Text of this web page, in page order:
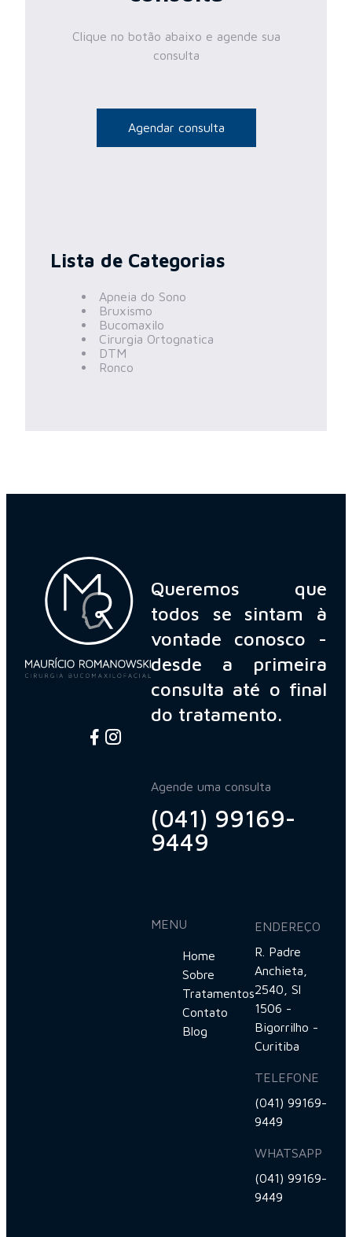
Clique no botão abaixo e agende sua
consulta
Agendar consulta
Lista de Categorias
Apneia do Sono
Bruxismo
Bucomaxilo
Cirurgia Ortognatica
DTM
Ronco
Queremos que
todos se sintam à
vontade conosco -
desde a primeira
consulta até o final
do tratamento.
Agende uma consulta
(041) 99169-
9449
MENU
Home
Sobre
Tratamentos
Contato
Blog
ENDEREÇO
R. Padre
Anchieta,
2540, Sl
1506 -
Bigorrilho -
Curitiba
TELEFONE
(041) 99169-
9449
WHATSAPP
(041) 99169-
9449